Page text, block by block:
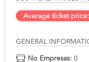
Average ticket price:
GENERAL
No Empresas: 0